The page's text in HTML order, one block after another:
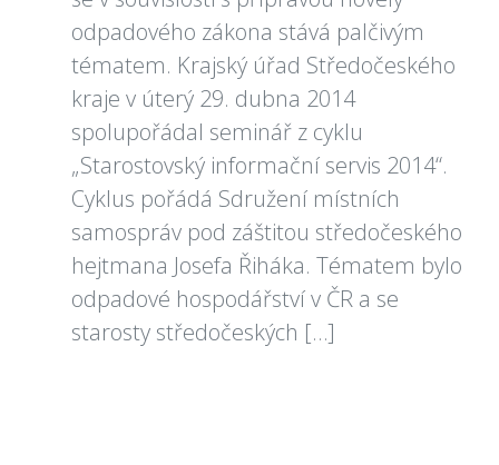
odpadového zákona stává palčivým
tématem. Krajský úřad Středočeského
kraje v úterý 29. dubna 2014
spolupořádal seminář z cyklu
„Starostovský informační servis 2014“.
Cyklus pořádá Sdružení místních
samospráv pod záštitou středočeského
hejtmana Josefa Řiháka. Tématem bylo
odpadové hospodářství v ČR a se
starosty středočeských […]